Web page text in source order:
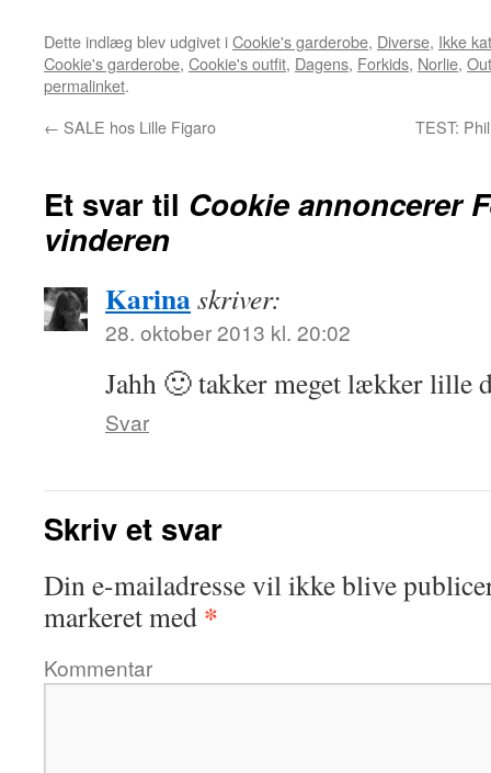
Dette indlæg blev udgivet iCookie's garderobe, Diverse, Ikke
Cookie's garderobe, Cookie's outfit, Dagens, Forkids, Norlie,
permalinket.
← SALE hos Lille Figaro TEST:
Et svar til Cookie annoncerer
vinderen
Karinaskriver:
28. oktober 2013 kl. 20:02
Jahh 🙂 takker meget lækker lille
Svar
Skriv et svar
Din e-mailadresse vil ikke blive
markeret med *
Kommentar